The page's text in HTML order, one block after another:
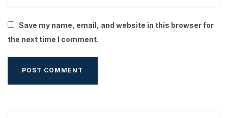
Save my name, email, and website in this browser for
the next time I comment.